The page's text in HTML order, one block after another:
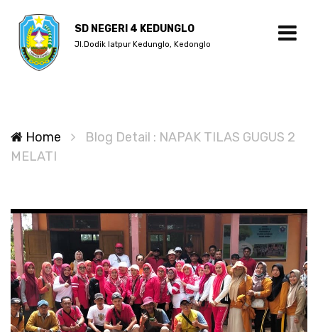
SD NEGERI 4 KEDUNGLO
Jl.Dodik latpur Kedunglo, Kedonglo
Home
Blog Detail : NAPAK TILAS GUGUS 2
MELATI